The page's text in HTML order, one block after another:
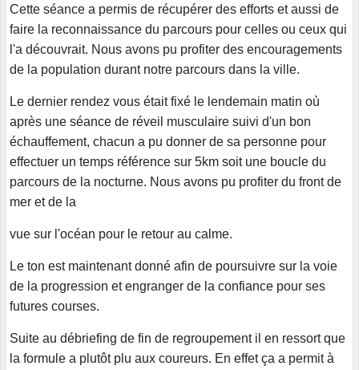
Cette séance a permis de récupérer des efforts et aussi de
faire la reconnaissance du parcours pour celles ou ceux qui
l'a découvrait. Nous avons pu profiter des encouragements
de la population durant notre parcours dans la ville.
Le dernier rendez vous était fixé le lendemain matin où
après une séance de réveil musculaire suivi d'un bon
échauffement, chacun a pu donner de sa personne pour
effectuer un temps référence sur 5km soit une boucle du
parcours de la nocturne. Nous avons pu profiter du front de
mer et de la
vue sur l'océan pour le retour au calme.
Le ton est maintenant donné afin de poursuivre sur la voie
de la progression et engranger de la confiance pour ses
futures courses.
Suite au débriefing de fin de regroupement il en ressort que
la formule a plutôt plu aux coureurs. En effet ça a permit à